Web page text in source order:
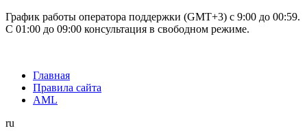
График работы оператора поддержки (GMT+3) c 9:00 до 00:59.
С 01:00 до 09:00 консультация в свободном режиме.
Главная
Правила сайта
AML
ru